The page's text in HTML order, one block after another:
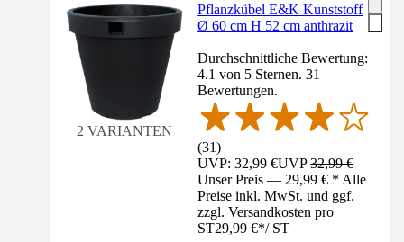
2 VARIANTEN
Pflanzkübel E&K Kunststoff
Ø 60 cm H 52 cm anthrazit
Durchschnittliche Bewertung:
4.1 von 5 Sternen. 31
Bewertungen.
(31)
UVP: 32,99 €UVP32,99 €
Unser Preis — 29,99 € * Alle
Preise inkl. MwSt. und ggf.
zzgl. Versandkosten pro
ST29,99 €*/ ST